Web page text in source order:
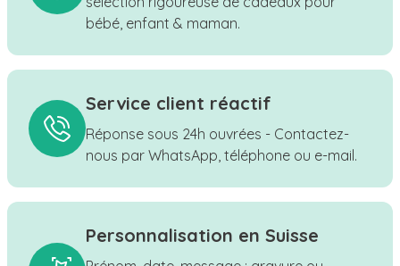
bébé, enfant & maman.
Service client réactif
Réponse sous 24h ouvrées - Contactez-
nous par WhatsApp, téléphone ou e-mail.
Personnalisation en Suisse